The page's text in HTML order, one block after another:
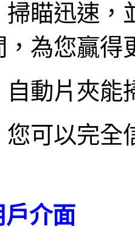
瞄迅速，
，為您贏得
動片夾能
您可以完全
戶介面